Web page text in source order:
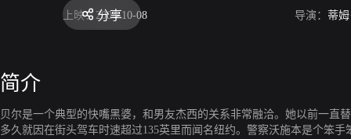
上映： 2004-10-08 导演： 蒂
分享
简介
贝尔是一个典型的快嘴黑婆，和男友杰西的关系非常融洽。她以前一
多久就因在街头驾车时速超过135英里而闻名纽约。警察沃施本是个笨